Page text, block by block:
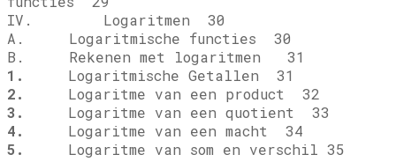
IV. Logaritmen 30
A. Logaritmische functies 30
B. Rekenen met logaritmen 31
1.
Logaritmische Getallen 31
2.
Logaritme van een product 32
3.
Logaritme van een quotient 33
4.
Logaritme van een macht 34
5.
Logaritme van som en verschil 35